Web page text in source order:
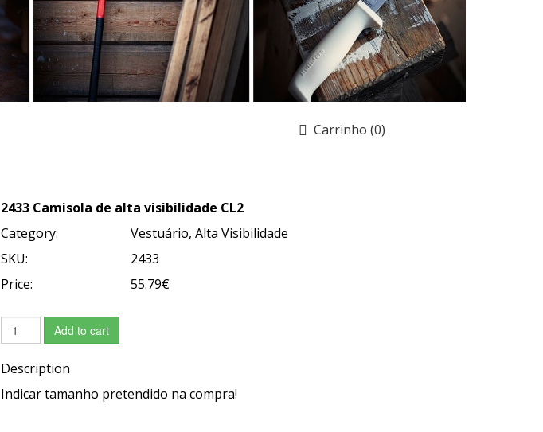
Carrinho (0)
2433 Camisola de alta visibilidade CL2
Category:
Vestuário, Alta Visibilidade
SKU:
2433
Price:
55.79€
Add to cart
Description
Indicar tamanho pretendido na compra!